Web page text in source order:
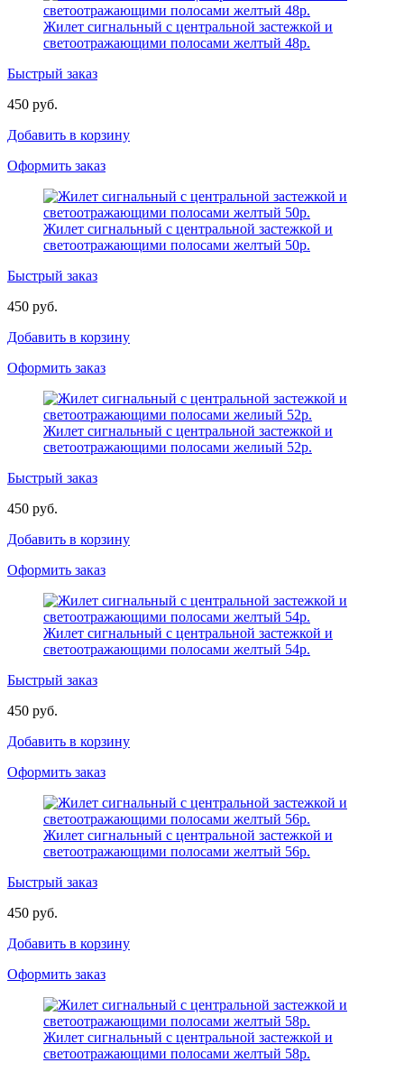
Жилет сигнальный с центральной застежкой и
светоотражающими полосами желтый 48р.
Быстрый заказ
450 руб.
Добавить в корзину
Оформить заказ
Жилет сигнальный с центральной застежкой и
светоотражающими полосами желтый 50р.
Быстрый заказ
450 руб.
Добавить в корзину
Оформить заказ
Жилет сигнальный с центральной застежкой и
светоотражающими полосами желиый 52р.
Быстрый заказ
450 руб.
Добавить в корзину
Оформить заказ
Жилет сигнальный с центральной застежкой и
светоотражающими полосами желтый 54р.
Быстрый заказ
450 руб.
Добавить в корзину
Оформить заказ
Жилет сигнальный с центральной застежкой и
светоотражающими полосами желтый 56р.
Быстрый заказ
450 руб.
Добавить в корзину
Оформить заказ
Жилет сигнальный с центральной застежкой и
светоотражающими полосами желтый 58р.